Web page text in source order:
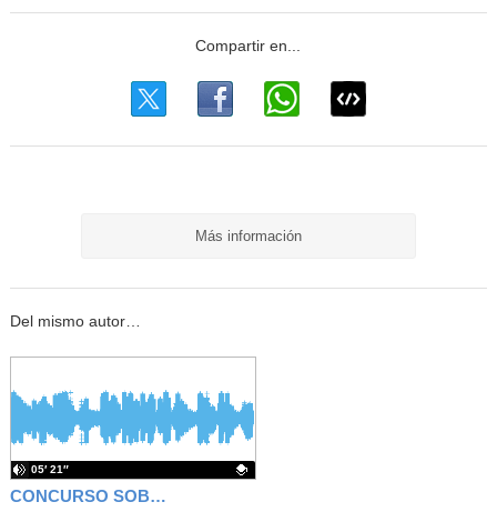
Más información
Del mismo autor…
CONCURSO SOBRE LOS PLANETAS_SEGUNDO DE PRIMARIA
05′ 21″